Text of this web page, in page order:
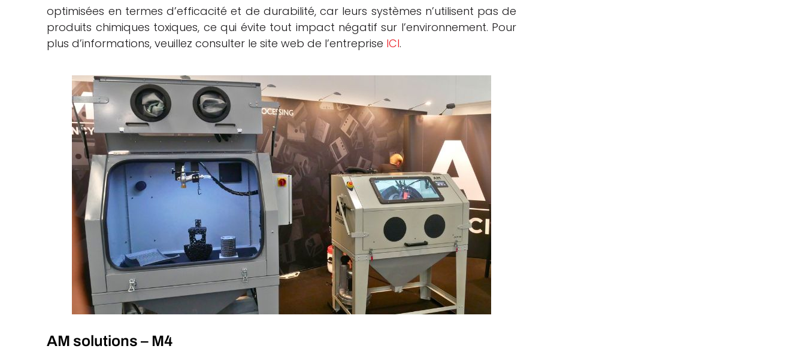
optimisées en termes d’efficacité et de durabilité, car leurs systèmes n’utilisent pas de
produits chimiques toxiques, ce qui évite tout impact négatif sur l’environnement. Pour
plus d’informations, veuillez consulter le site web de l’entreprise ICI.
AM solutions – M4